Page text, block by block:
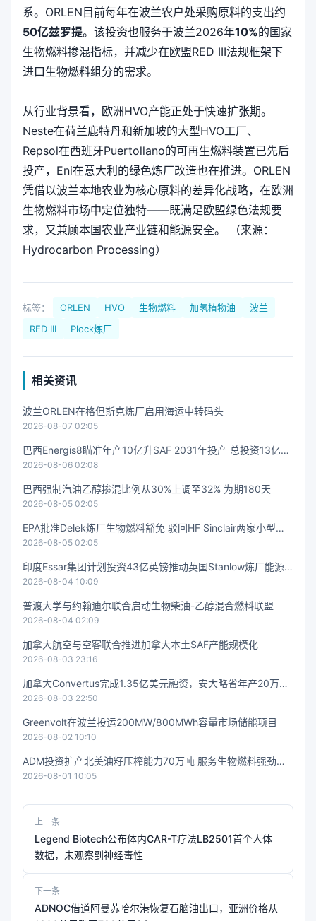
系。ORLEN目前每年在波兰农户处采购原料的支出约
50亿兹罗提。该投资也服务于波兰2026年10%的国家
生物燃料掺混指标，并减少在欧盟RED III法规框架下
进口生物燃料组分的需求。
从行业背景看，欧洲HVO产能正处于快速扩张期。
Neste在荷兰鹿特丹和新加坡的大型HVO工厂、
Repsol在西班牙Puertollano的可再生燃料装置已先后
投产，Eni在意大利的绿色炼厂改造也在推进。ORLEN
凭借以波兰本地农业为核心原料的差异化战略，在欧洲
生物燃料市场中定位独特——既满足欧盟绿色法规要
求，又兼顾本国农业产业链和能源安全。 （来源：
Hydrocarbon Processing）
标签： ORLEN HVO 生物燃料 加氢植物油
波兰
RED III
Plock炼厂
相关资讯
波兰ORLEN在格但斯克炼厂启用海运中转码头
2026-08-07 02:05
巴西Energis8瞄准年产10亿升SAF 2031年投产 总投资13亿美
元
2026-08-06 02:08
巴西强制汽油乙醇掺混比例从30%上调至32% 为期180天
2026-08-05 02:05
EPA批准Delek炼厂生物燃料豁免 驳回HF Sinclair两家小型炼
厂申请
2026-08-05 02:05
印度Essar集团计划投资43亿英镑推动英国Stanlow炼厂能源
转型
2026-08-04 10:09
普渡大学与约翰迪尔联合启动生物柴油-乙醇混合燃料联盟
2026-08-04 02:09
加拿大航空与空客联合推进加拿大本土SAF产能规模化
2026-08-03 23:16
加拿大Convertus完成1.35亿美元融资，安大略省年产20万吨
有机废弃物生物燃料设施进入运营
2026-08-03 22:50
Greenvolt在波兰投运200MW/800MWh容量市场储能项目
2026-08-02 10:10
ADM投资扩产北美油籽压榨能力70万吨 服务生物燃料强劲需
求
2026-08-01 10:05
上一条
Legend Biotech公布体内CAR-T疗法LB2501首个人体
数据，未观察到神经毒性
下一条
ADNOC借道阿曼苏哈尔港恢复石脑油出口，亚洲价格从